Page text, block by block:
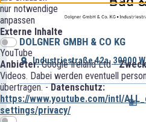
nur notwendige
anpassen
Externe Inhalte
YouTube
Anbieter:Google Ireland Ltd -
Videos. Dabei werden eventuell
übertragen. -Datenschutz:
https://www.youtube.com/intl/
settings/privacy/
DOLGNER GMBH & CO KG
Industriestraße 42a, 30900